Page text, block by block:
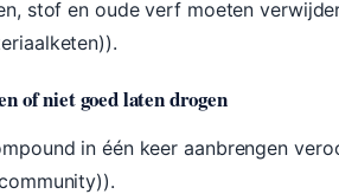
stof en oude verf moeten
of niet goed laten drogen
in één keer aanbrengen